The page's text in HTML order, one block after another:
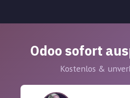
Odoo sofort
Kostenlos &